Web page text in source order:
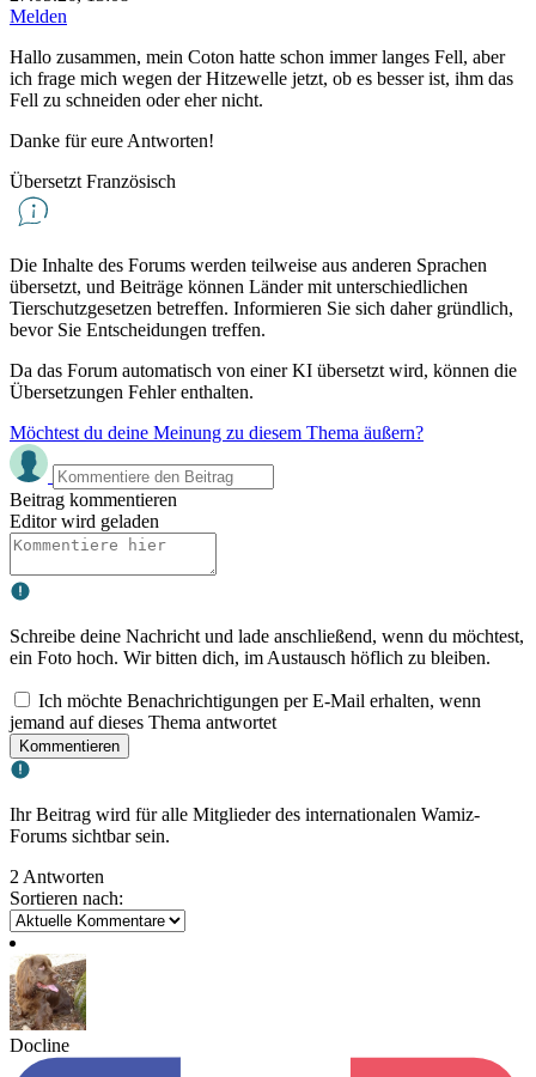
Melden
Hallo zusammen, mein Coton hatte schon immer langes Fell, aber
ich frage mich wegen der Hitzewelle jetzt, ob es besser ist, ihm das
Fell zu schneiden oder eher nicht.
Danke für eure Antworten!
Übersetzt Französisch
Die Inhalte des Forums werden teilweise aus anderen Sprachen
übersetzt, und Beiträge können Länder mit unterschiedlichen
Tierschutzgesetzen betreffen. Informieren Sie sich daher gründlich,
bevor Sie Entscheidungen treffen.
Da das Forum automatisch von einer KI übersetzt wird, können die
Übersetzungen Fehler enthalten.
Möchtest du deine Meinung zu diesem Thema äußern?
Beitrag kommentieren
Editor wird geladen
Schreibe deine Nachricht und lade anschließend, wenn du möchtest,
ein Foto hoch. Wir bitten dich, im Austausch höflich zu bleiben.
Ich möchte Benachrichtigungen per E-Mail erhalten, wenn
jemand auf dieses Thema antwortet
Kommentieren
Ihr Beitrag wird für alle Mitglieder des internationalen Wamiz-
Forums sichtbar sein.
2 Antworten
Sortieren nach:
Docline